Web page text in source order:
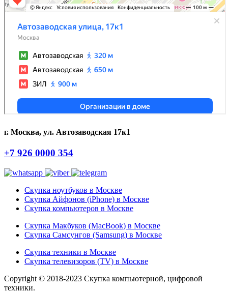
г. Москва, ул. Автозаводская 17к1
+7 926 0000 354
Скупка ноутбуков в Москве
Скупка Айфонов (iPhone) в Москве
Скупка компьютеров в Москве
Скупка Макбуков (MacBook) в Москве
Скупка Самсунгов (Samsung) в Москве
Скупка техники в Москве
Скупка телевизоров (TV) в Москве
Copyright © 2018-2023 Скупка компьютерной, цифровой
техники.